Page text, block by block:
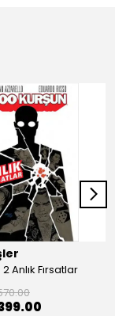
Anlık Fırsatlar